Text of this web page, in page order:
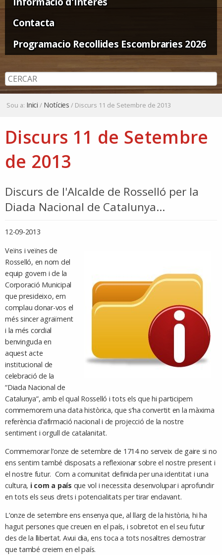
Contacta
Programacio Recollides Escombraries 2026
Sou a: Inici / Notícies / Discurs 11 de Setembre de 2013
Discurs 11 de Setembre
de 2013
Discurs de l'Alcalde de Rosselló per la
Diada Nacional de Catalunya...
12-09-2013
Veïns i veïnes de
Rosselló, en nom del
equip govern i de la
Corporació Municipal
que presideixo, em
complau donar-vos el
més sincer agraïment
i la més cordial
benvinguda en
aquest acte
institucional de
celebració de la
“Diada Nacional de
Catalunya”, amb el qual Rosselló i tots els que hi participem
commemorem una data històrica, que s’ha convertit en la màxima
referència d’afirmació nacional i de projecció de la nostre
sentiment i orgull de catalanitat.
Commemorar l’onze de setembre de 1714 no serveix de gaire si no
ens sentim també disposats a reflexionar sobre el nostre present i
el nostre futur. Com a comunitat definida per una identitat i una
cultura, i com a país que vol i necessita desenvolupar i aprofundir
en tots els seus drets i potencialitats per tirar endavant.
L’onze de setembre ens ensenya que, al llarg de la història, hi ha
hagut persones que creuen en el país, i sobretot en el seu futur
des de la llibertat. Avui dia, ens toca a tots nosaltres demostrar
que també creiem en el país.